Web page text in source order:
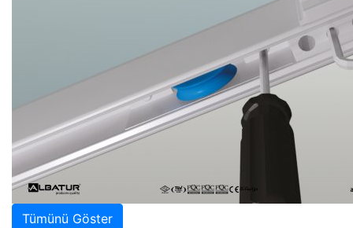
Tümünü Göster